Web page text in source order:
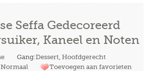
Seffa Gedecoreerd
Kaneel en Noten
Gang:Dessert,Hoofdgerecht
Normaal Toevoegen aan favorieten